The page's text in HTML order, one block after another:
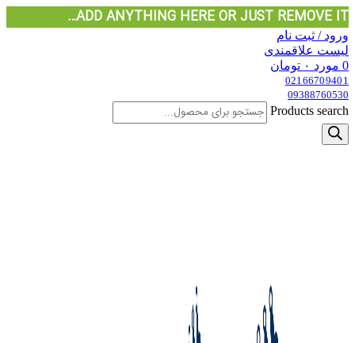
ADD ANYTHING HERE OR JUST REMOVE IT…
ورود / ثبت نام
لیست علاقمندی
0 مورد ۰ تومان
02166709401
09388760530
Products search